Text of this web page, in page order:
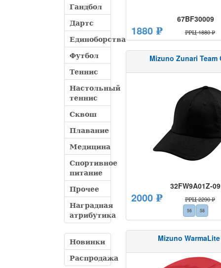
Гандбол
Дартс
Единоборства
Футбол
Теннис
Настольный
теннис
Сквош
Плавание
Медицина
Спортивное
питание
Прочее
Наградная
атрибутика
Новинки
Распродажа
67BF30009
1880 ₽ РРЦ 1880 ₽
Mizuno Zunari Team
32FW9A01Z-09
2000 ₽ РРЦ 2290 ₽
56 58
Mizuno